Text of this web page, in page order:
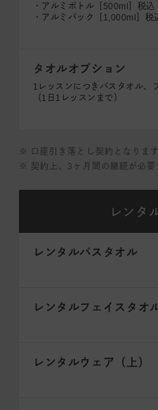
・アルミボトル［500ml］税込
・アルミパック［1,000ml］税
タオルオプション
1レッスンにつきバスタオル、
（1日1レッスンまで）
※ 口座引き落とし契約となります
※ 契約上、3ヶ月間の継続が必要
レンタ
レンタルバスタオル
レンタルフェイスタオ
レンタルウェア（上）